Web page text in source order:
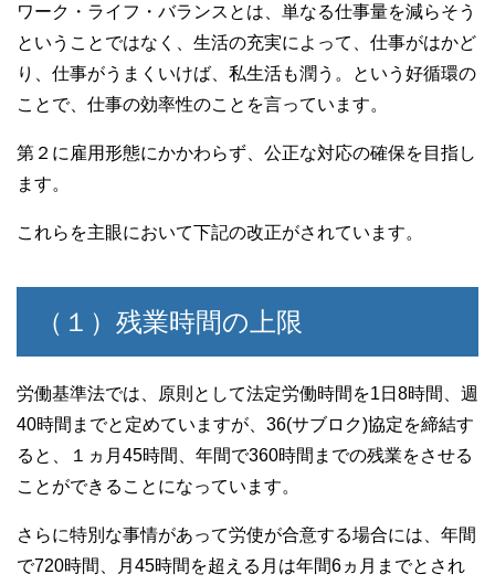
ワーク・ライフ・バランスとは、単なる仕事量を減らそう
ということではなく、生活の充実によって、仕事がはかど
り、仕事がうまくいけば、私生活も潤う。という好循環の
ことで、仕事の効率性のことを言っています。
第２に雇用形態にかかわらず、公正な対応の確保を目指し
ます。
これらを主眼において下記の改正がされています。
（１）残業時間の上限
労働基準法では、原則として法定労働時間を1日8時間、週
40時間までと定めていますが、36(サブロク)協定を締結す
ると、１ヵ月45時間、年間で360時間までの残業をさせる
ことができることになっています。
さらに特別な事情があって労使が合意する場合には、年間
で720時間、月45時間を超える月は年間6ヵ月までとされ